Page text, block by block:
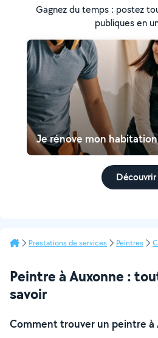
Gagnez du temps : postez
publiques en
Je rénove mon habitation
Découvrir
Prestations de services Peintres
Peintre à Auxonne :
savoir
Comment trouver un peintre à